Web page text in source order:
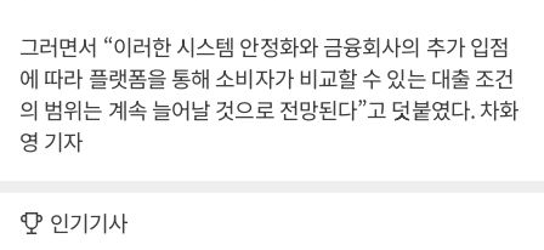
그러면서 “이러한 시스템 안정화와 금융회사의 추가 입점
에 따라 플랫폼을 통해 소비자가 비교할 수 있는 대출 조건
의 범위는 계속 늘어날 것으로 전망된다”고 덧붙였다. 차화
영 기자
인기기사